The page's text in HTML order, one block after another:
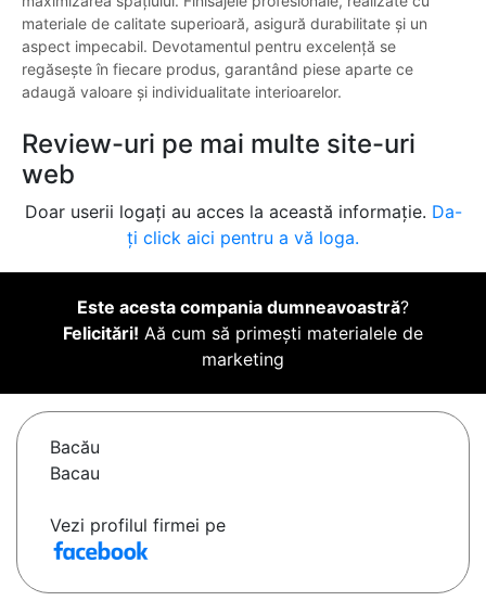
materiale de calitate superioară, asigură durabilitate și un
aspect impecabil. Devotamentul pentru excelență se
regăsește în fiecare produs, garantând piese aparte ce
adaugă valoare și individualitate interioarelor.
Review-uri pe mai multe site-uri
web
Doar userii logați au acces la această informație. Da-
ți click aici pentru a vă loga.
Este acesta compania dumneavoastră?
Felicitări! Aă cum să primești materialele de
marketing
Bacău
Bacau
Vezi profilul firmei pe